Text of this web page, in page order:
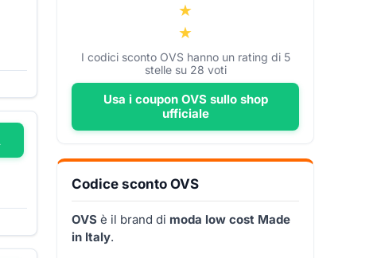
I codici sconto OVS hanno un rating di 5
stelle su 28 voti
Usa i coupon OVS sullo shop
ufficiale
Codice sconto OVS
OVS è il brand di moda low cost Made
in Italy.